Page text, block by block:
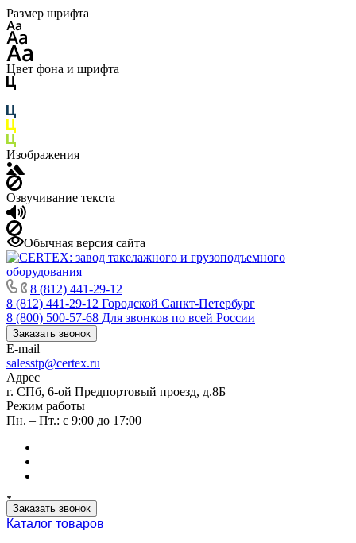
Размер шрифта
Цвет фона и шрифта
Изображения
Озвучивание текста
Обычная версия сайта
8 (812) 441-29-12
8 (812) 441-29-12 Городской Санкт-Петербург
8 (800) 500-57-68 Для звонков по всей России
Заказать звонок
E-mail
salesstp@certex.ru
Адрес
г. СПб, 6-ой Предпортовый проезд, д.8Б
Режим работы
Пн. – Пт.: с 9:00 до 17:00
Заказать звонок
Каталог товаров